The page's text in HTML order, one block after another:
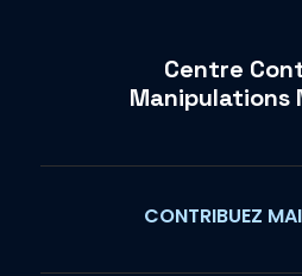
Centre
Manipulations
CONTRIBUEZ